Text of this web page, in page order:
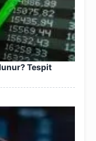
Tespit